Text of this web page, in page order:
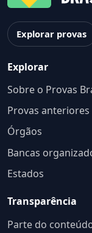
Explorar provas
Explorar
Sobre o Provas
Provas anteriores
Órgãos
Bancas
Estados
Transparência
Parte do